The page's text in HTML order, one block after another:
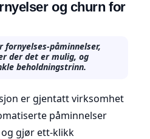
og churn for
påminnelser,
der det er mulig, og
beholdningstrinn.
er gjentatt virksomhet
påminnelser
gjør ett-klikk